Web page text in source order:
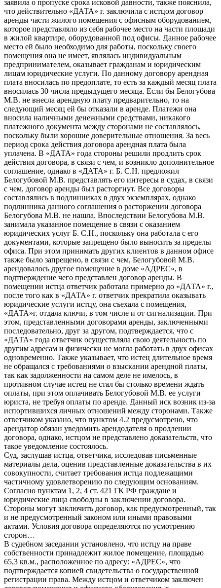
заявила о пропуске срока исковой давности, также пояснила,
что действительно «ДАТА» г. заключила с истцом договор
аренды части жилого помещения с офисным оборудованием,
которое представляло из себя рабочее место на части площади
в жилой квартире, оборудованной под офисы. Данное рабочее
место ей было необходимо для работы, поскольку своего
помещения она не имеет, являлась индивидуальным
предпринимателем, оказывает гражданам и юридическим
лицам юридические услуги. По данному договору арендная
плата вносилась по предоплате, то есть за каждый месяц плата
вносилась 30 числа предыдущего месяца. Если бы Белогубова
М.В. не внесла арендную плату предварительно, то на
следующий месяц ей бы отказали в аренде. Платежи она
вносила наличными денежными средствами, никакого
платежного документа между сторонами не составлялось,
поскольку были хорошие доверительные отношения. За весь
период срока действия договора арендная плата была
уплачена. В «ДАТА» года стороны решили продлить срок
действия договора, в связи с чем, и возникло дополнительное
соглашение, однако в «ДАТА» г. Б. С.Н. предложил
Белогубовой М.В. представлять его интересы в судах, в связи
с чем, договор аренды был расторгнут. Все договоры
составлялись в подлинниках в двух экземплярах, однако
подлинника данного соглашения о расторжении договора
Белогубова М.В. не нашла. Впоследствии Белогубова М.В.
занимала указанное помещение в связи с оказанием
юридических услуг Б. С.Н., поскольку она работала с его
документами, которые запрещено было выносить за пределы
офиса. При этом принимать других клиентов в данном офисе
также было запрещено, в связи с чем, Белогубовой М.В.
арендовалось другое помещение в доме «АДРЕС», в
подтверждение чего представлен договор аренды. В
помещении истца ответчик работала примерно до «ДАТА» г.,
после того как в «ДАТА» г. ответчик прекратила оказывать
юридические услуги истцу, она съехала с помещения,
«ДАТА»г. отдала ключи, в том числе и от сигнализации. При
этом, представленными договорами аренды, заключенными
последовательно, друг за другом, подтверждается, что с
«ДАТА» года ответчик осуществляла свою деятельность по
другим адресам и физически не могла работать в двух офисах
одновременно. Также указывает, что истец длительное время
не обращался с требованиями о взыскании арендной платы,
так как задолженности на самом деле не имелось, в
противном случае истец не стал бы столько времени ждать
оплаты, при этом оплачивать Белогубовой М.В. ее услуги
юриста, не требуя оплаты по аренде. Данный иск возник из-за
испортившихся личных отношений между сторонами. Также
ответчиком указано, что пунктом 4.2 предусмотрено, что
арендатор обязан уведомить арендодателя о продлении
договора, однако, истцом не представлено доказательств, что
такое уведомление состоялось.
Суд, заслушав истца, ответчика, исследовав письменные
материалы дела, оценив представленные доказательства в их
совокупности, считает требования истца подлежащими
частичному удовлетворению по следующим основаниям.
Согласно пунктам 1, 2, 4 ст. 421 ГК РФ граждане и
юридические лица свободны в заключении договора.
Стороны могут заключить договор, как предусмотренный, так
и не предусмотренный законом или иными правовыми
актами. Условия договора определяются по усмотрению
сторон…
В судебном заседании установлено, что истцу на праве
собственности принадлежит жилое помещение, площадью
65,3 кв.м., расположенное по адресу: «АДРЕС», что
подтверждается копией свидетельства о государственной
регистрации права. Между истцом и ответчиком заключен